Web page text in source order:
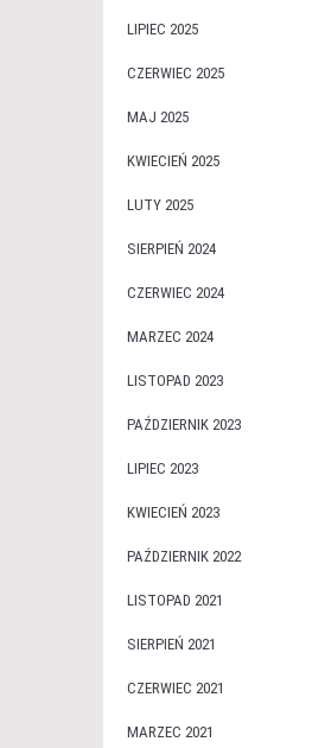
LIPIEC 2025
CZERWIEC 2025
MAJ 2025
KWIECIEŃ 2025
LUTY 2025
SIERPIEŃ 2024
CZERWIEC 2024
MARZEC 2024
LISTOPAD 2023
PAŹDZIERNIK 2023
LIPIEC 2023
KWIECIEŃ 2023
PAŹDZIERNIK 2022
LISTOPAD 2021
SIERPIEŃ 2021
CZERWIEC 2021
MARZEC 2021